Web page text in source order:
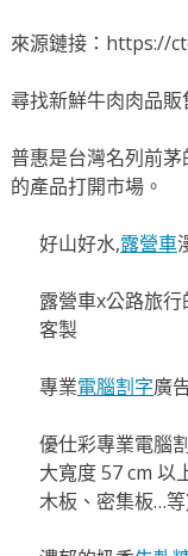
來源鏈接：https://
尋找新鮮牛肉肉品販
普惠是台灣名列前
的產品打開市場。
好山好水,露營車
露營車x公路旅
客製
專業電腦割字廣
優仕彩專業電腦
大寬度 57 cm 以
木板、密集板…